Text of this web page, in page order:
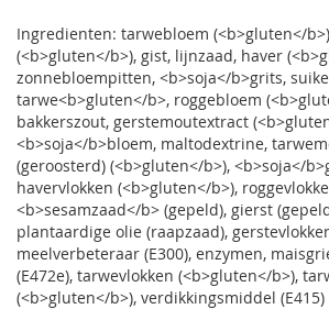
Ingredienten: tarwebloem (<b>gluten</
(<b>gluten</b>), gist, lijnzaad, haver
zonnebloempitten, <b>soja</b>grits,
tarwe<b>gluten</b>, roggebloem
bakkerszout, gerstemoutextract
<b>soja</b>bloem, maltodextrine,
(geroosterd) (<b>gluten</b>), <b>soja</
havervlokken (<b>gluten</b>),
<b>sesamzaad</b> (gepeld), gierst
plantaardige olie (raapzaad),
meelverbeteraar (E300), enzymen,
(E472e), tarwevlokken (<b>gluten</b>),
(<b>gluten</b>), verdikkingsmiddel (E415)